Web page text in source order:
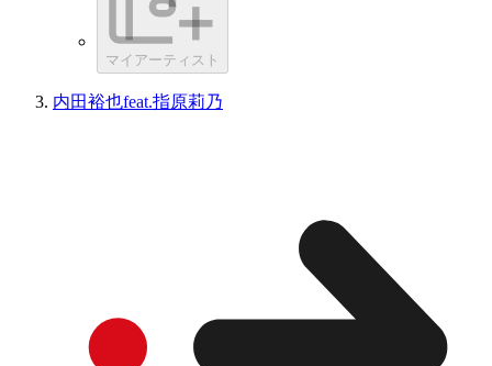
マイアーティスト
内田裕也feat.指原莉乃